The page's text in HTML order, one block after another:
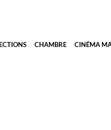
CHAMBRE CINÉMA